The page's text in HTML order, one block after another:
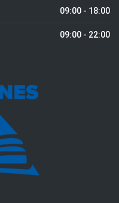
09:00 - 18:00
09:00 - 22:00